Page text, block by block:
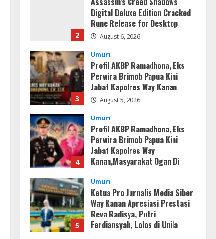
2
Digital Deluxe Edition Cracked
Rune Release for Desktop
August 6, 2026
3
Umum
Profil AKBP Ramadhona, Eks
Perwira Brimob Papua Kini
Jabat Kapolres Way Kanan
August 5, 2026
4
Umum
Profil AKBP Ramadhona, Eks
Perwira Brimob Papua Kini
Jabat Kapolres Way
Kanan,Masyarakat Ogan Di
August 4, 2026
5
Umum
Ketua Pro Jurnalis Media Siber
Way Kanan Apresiasi Prestasi
Reva Radisya, Putri
Ferdiansyah, Lolos di Unila